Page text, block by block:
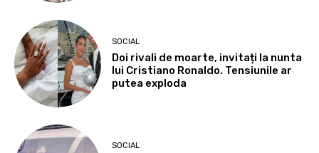
SOCIAL
Doi rivali de moarte, invitați la nunta
lui Cristiano Ronaldo. Tensiunile ar
putea exploda
SOCIAL